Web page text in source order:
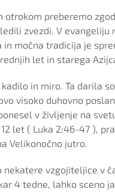
otrokom preberemo
zvezdi. V
in močna tradicija je
let in starega
in miro. Ta darila
visoko duhovno
v življenje na
let ( Luka 2:46-47 ),
Velikonočno jutro.
vzgojiteljice v
4 tedne, lahko sceno